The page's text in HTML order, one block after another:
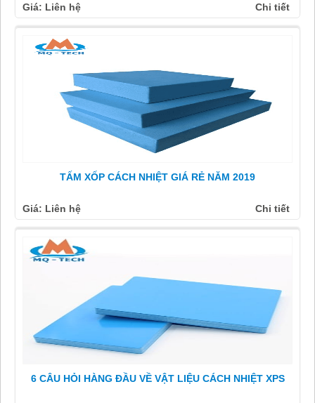
Giá: Liên hệ Chi tiết
TẤM XỐP CÁCH NHIỆT GIÁ RẺ NĂM 2019
Giá: Liên hệ Chi tiết
6 CÂU HỎI HÀNG ĐẦU VỀ VẬT LIỆU CÁCH NHIỆT XPS